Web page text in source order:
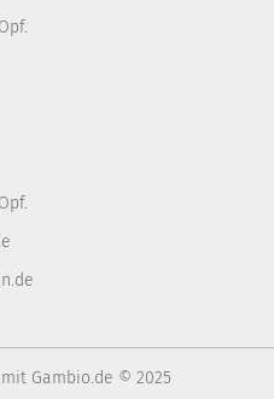
mit Gambio.de © 2025